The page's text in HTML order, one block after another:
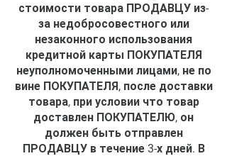
стоимости товара ПРОДАВЦУ из-
за недобросовестного или
незаконного использования
кредитной карты ПОКУПАТЕЛЯ
неуполномоченными лицами, не по
вине ПОКУПАТЕЛЯ, после доставки
товара, при условии что товар
доставлен ПОКУПАТЕЛЮ, он
должен быть отправлен
ПРОДАВЦУ в течение 3-х дней. В